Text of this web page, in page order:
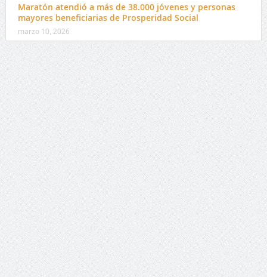
Maratón atendió a más de 38.000 jóvenes y personas
mayores beneficiarias de Prosperidad Social
marzo 10, 2026